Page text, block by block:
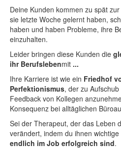
Deine Kunden kommen zu spät
sie letzte Woche gelernt haben,
haben und haben Probleme, ihre
einzuhalten.
Leider bringen diese Kunden die
ihr Berufslebenmit ...
Ihre Karriere ist wie ein Friedhof
Perfektionismus, der zu
Feedback von Kollegen
Konsequenz bei alltäglichen
Sei der Therapeut, der das Leben
verändert, indem du ihnen
endlich im Job erfolgreich sind.